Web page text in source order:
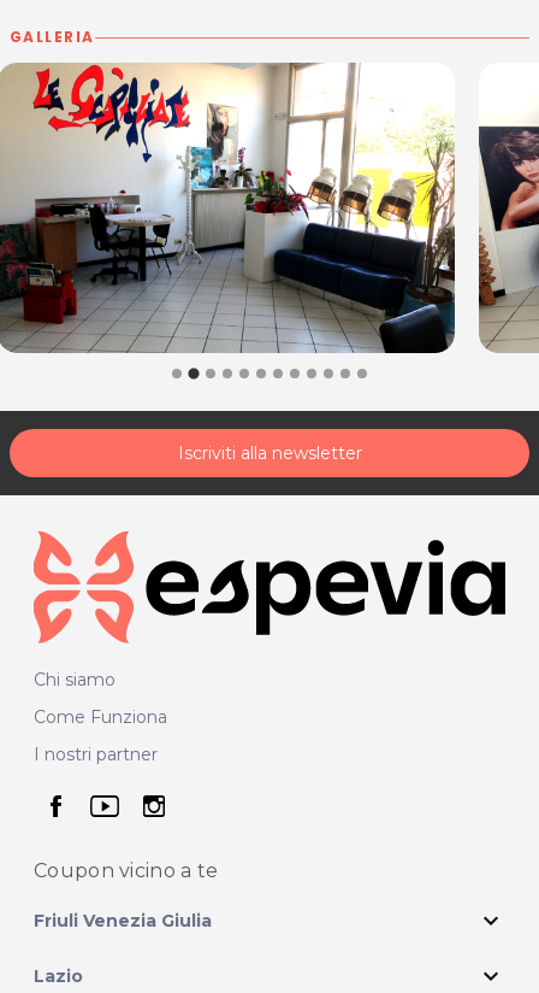
GALLERIA
Iscriviti alla newsletter
Chi siamo
Come Funziona
I nostri partner
seguici su facebook
seguici su youtube
seguici su instagram
Coupon vicino a te
Friuli Venezia Giulia expand_more
Lazio expand_more